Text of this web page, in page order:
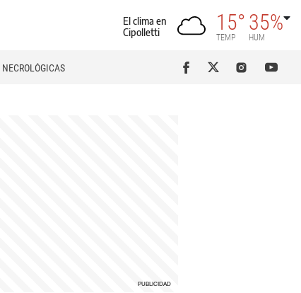
El clima en
Cipolletti
15°
TEMP
35%
HUM
NECROLÓGICAS